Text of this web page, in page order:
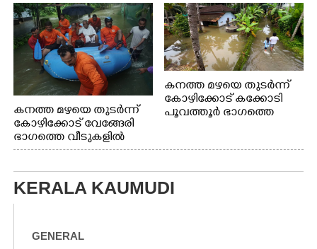
കനത്ത മഴയെ തുടർന്ന്
കോഴിക്കോട് വേങ്ങേരി
ഭാഗത്തെ വീടുകളിൽ
വെള്ളം
മാറ്റുന്ന സുരക്ഷാസേനാം
ഗങ്ങൾ
കനത്ത മഴയെ തുടർന്ന്
കോഴിക്കോട് കക്കോടി
പൂവത്തൂർ ഭാഗത്തെ
KERALA KAUMUDI
GENERAL